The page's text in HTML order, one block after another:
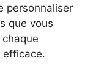
personnaliser
que vous
efficace.